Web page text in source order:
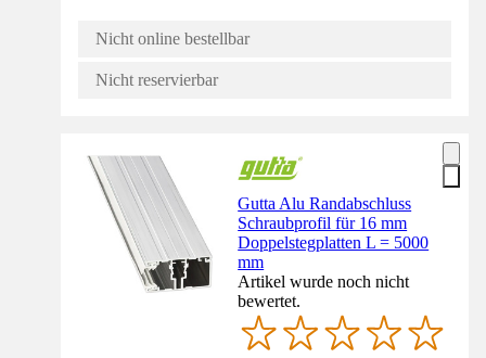
Nicht online bestellbar
Nicht reservierbar
Gutta Alu Randabschluss
Schraubprofil für 16 mm
Doppelstegplatten L = 5000
mm
Artikel wurde noch nicht
bewertet.